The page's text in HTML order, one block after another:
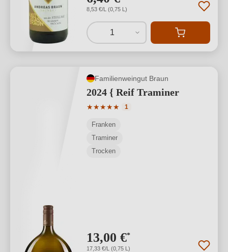
8,53 €/L (0,75 L)
1
Familienweingut Braun
2024 { Reif Traminer
★★★★★
Durchschnittliche Bewertung von 5
1
Franken
Traminer
Trocken
13,00 €*
17,33 €/L (0,75 L)